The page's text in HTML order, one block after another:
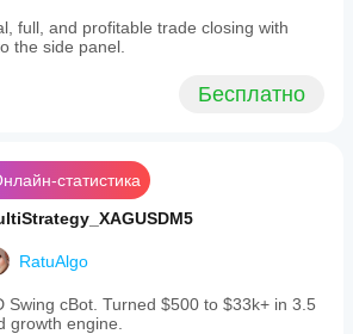
full, and profitable trade closing with
the side panel.
Бесплатно
статистика
RatuAlgo
Swing cBot. Turned $500 to $33k+ in 3.5
growth engine.